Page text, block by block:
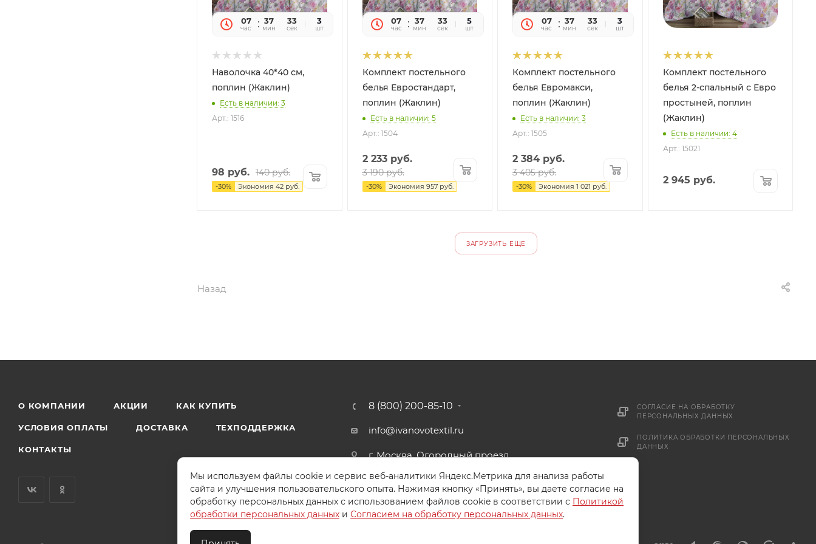
07
час
37
мин
32
сек
3
шт
Наволочка 40*40 см,
поплин (Жаклин)
Есть в наличии: 3
Арт.: 1516
98 руб. 140руб.
-30% Экономия 42 руб.
07
час
37
мин
32
сек
5
шт
Комплект постельного
белья Евростандарт,
поплин (Жаклин)
Есть в наличии: 5
Арт.: 1504
2 233руб.
3 190руб.
-30% Экономия 957руб.
07
час
37
мин
32
сек
3
шт
Комплект постельного
белья Евромакси,
поплин (Жаклин)
Есть в наличии: 3
Арт.: 1505
2 384 руб.
3 405руб.
-30% Экономия 1 021 руб.
Комплект постельного
белья 2-спальный с Евро
простыней, поплин
(Жаклин)
Есть в наличии: 4
Арт.: 15021
2 945 руб.
ЗАГРУЗИТЬ ЕЩЕ
Назад
О КОМПАНИИ АКЦИИ КАК КУПИТЬ
УСЛОВИЯ ОПЛАТЫ ДОСТАВКА ТЕХПОДДЕРЖКА
КОНТАКТЫ
8 (800) 200-85-10
info@ivanovotextil.ru
г. Москва, Огородный проезд,
СОГЛАСИЕ НА ОБРАБОТКУ
ПЕРСОНАЛЬНЫХ ДАННЫХ
ПОЛИТИКА ОБРАБОТКИ ПЕРСОНАЛЬНЫХ
ДАННЫХ
Мы используем файлы cookie и сервис веб-аналитики Яндекс.Метрика для анализа работы
сайта и улучшения пользовательского опыта. Нажимая кнопку «Принять», вы даете согласие на
обработку персональных данных с использованием файлов cookie в соответствии с Политикой
обработки персональных данных и Согласием на обработку персональных данных.